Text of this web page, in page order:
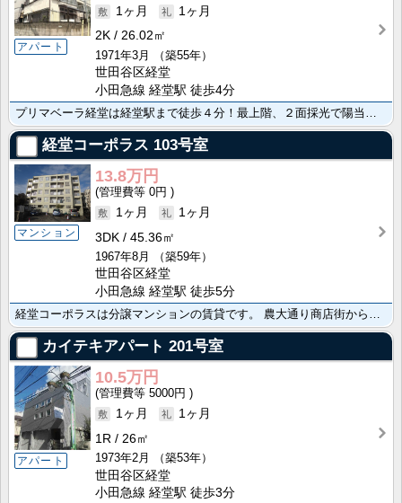
アパート
1ヶ月
1ヶ月
2K
26.02㎡
1971年3月
（築55年）
世田谷区経堂
小田急線 経堂駅 徒歩4分
プリマベーラ経堂は経堂駅まで徒歩４分！最上階、２面採光で陽当り良好！
経堂コーポラス 103号室
マンション
13.8万円
0円
1ヶ月
1ヶ月
3DK
45.36㎡
1967年8月
（築59年）
世田谷区経堂
小田急線 経堂駅 徒歩5分
経堂コーポラスは分譲マンションの賃貸です。 農大通り商店街から１街区入った閑静な住宅地に立地。広々と･･･
カイテキアパート 201号室
アパート
10.5万円
5000円
1ヶ月
1ヶ月
1R
26㎡
1973年2月
（築53年）
世田谷区経堂
小田急線 経堂駅 徒歩3分